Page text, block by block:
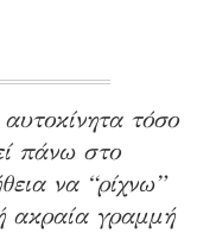
τόσο
πάνω στο
να “ρίχνω”
ακραία γραμμή